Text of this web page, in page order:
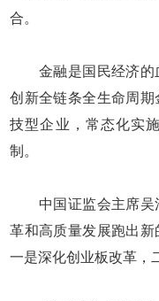
合。
金融是国民经济的
创新全链条全生命周
技型企业，常态化实
制。
中国证监会主席吴
革和高质量发展跑出新
一是深化创业板改革，